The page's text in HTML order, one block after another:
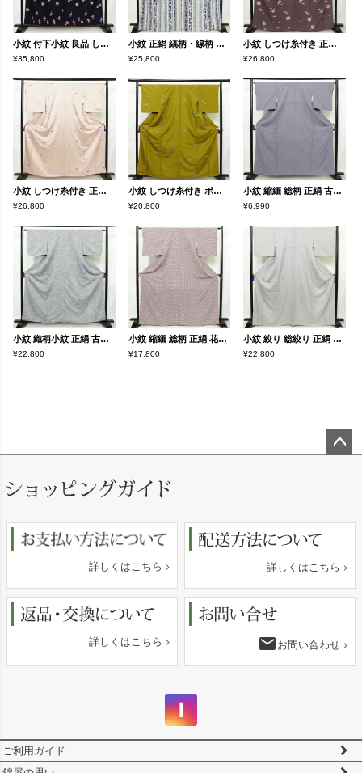
小紋 付下小紋 良品 しつけ糸付き 正絹 人物・動物柄 袷仕立て 身丈157cm 裄丈64cm 箔 金彩 着物 青・紺
¥35,800
小紋 正絹 縞柄・線柄 袷仕立て 身丈168cm 裄丈68cm 金彩 着物 青・紺
¥25,800
小紋 しつけ糸付き 正絹 古典柄 袷仕立て 身丈164.5cm 裄丈65cm リサイクル着物 着物 紫・藤色
¥26,800
小紋 しつけ糸付き 正絹 古典柄 袷仕立て 身丈160cm 裄丈67cm リサイクル着物 着物 扇子 クリーム
¥26,800
小紋 しつけ糸付き ポリエステル 蝶・昆虫柄 袷仕立て 身丈161cm 裄丈66.5cm リサイクル着物 着物 黄・黄土色
¥20,800
小紋 縮緬 総柄 正絹 古典柄 袷仕立て 身丈160cm 裄丈65.5cm リサイクル着物 着物 紫・藤色
¥6,990
小紋 織柄小紋 正絹 古典柄 袷仕立て 身丈160cm 裄丈63.5cm リサイクル着物 着物 洒落 おしゃれ 青・紺
¥22,800
小紋 縮緬 総柄 正絹 花柄 袷仕立て 身丈167.5cm 裄丈62.5cm リサイクル着物 着物 モダン 紫・藤色
¥17,800
小紋 絞り 総絞り 正絹 古典柄 袷仕立て 身丈165cm 裄丈67.5cm リサイクル着物 着物 青・紺
¥22,800
詳しくはこちら 詳しくはこちら
詳しくはこちら email お問い合わせ
ご利用ガイド